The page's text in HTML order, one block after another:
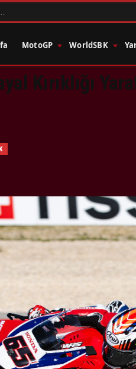
MotoGP WorldSBK
Kırıklığı